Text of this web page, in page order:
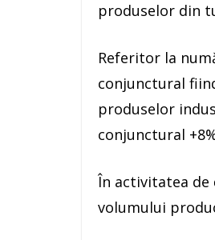
produselor din
Referitor la
conjunctural
produselor
conjunctural
În activitatea de
volumului